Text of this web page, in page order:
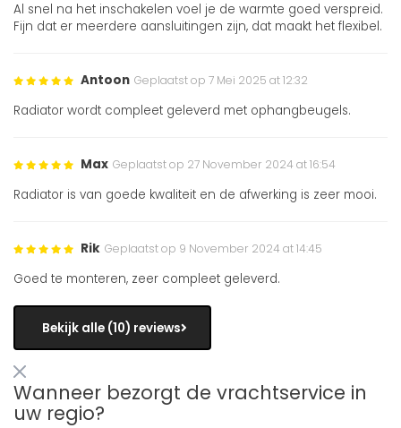
Al snel na het inschakelen voel je de warmte goed verspreid.
Fijn dat er meerdere aansluitingen zijn, dat maakt het flexibel.
Antoon Geplaatst op 7 Mei 2025 at 12:32
Radiator wordt compleet geleverd met ophangbeugels.
Max Geplaatst op 27 November 2024 at 16:54
Radiator is van goede kwaliteit en de afwerking is zeer mooi.
Rik Geplaatst op 9 November 2024 at 14:45
Goed te monteren, zeer compleet geleverd.
Bekijk alle (10) reviews
Wanneer bezorgt de vrachtservice in
uw regio?